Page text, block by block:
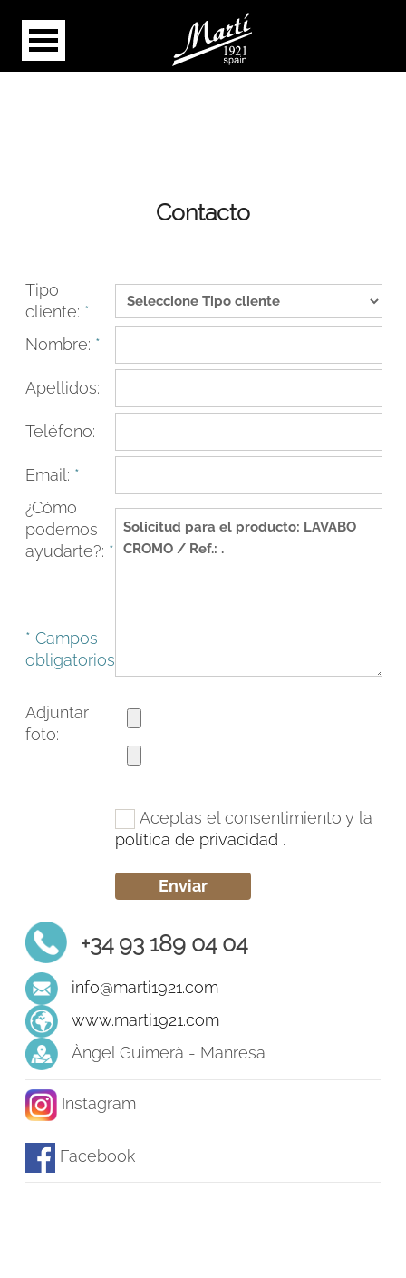
INSTAGRAM
CAT ESP
Contacto
Tipo
cliente: *
Nombre: *
Apellidos:
Teléfono:
Email: *
¿Cómo
podemos
ayudarte?: *
* Campos
obligatorios
Adjuntar
foto:
Aceptas el consentimiento y la
política de privacidad .
+34 93 189 04 04
info@marti1921.com
www.marti1921.com
Àngel Guimerà - Manresa
Instagram
Facebook